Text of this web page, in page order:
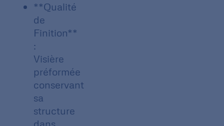
**Qualité
de
Finition**
:
Visière
préformée
conservant
sa
structure